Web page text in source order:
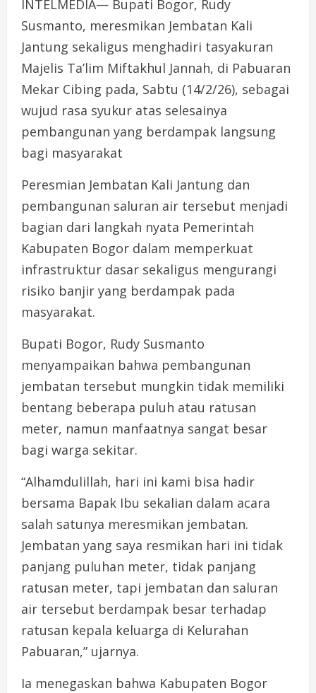
INTELMEDIA— Bupati Bogor, Rudy
Susmanto, meresmikan Jembatan Kali
Jantung sekaligus menghadiri tasyakuran
Majelis Ta’lim Miftakhul Jannah, di Pabuaran
Mekar Cibing pada, Sabtu (14/2/26), sebagai
wujud rasa syukur atas selesainya
pembangunan yang berdampak langsung
bagi masyarakat
Peresmian Jembatan Kali Jantung dan
pembangunan saluran air tersebut menjadi
bagian dari langkah nyata Pemerintah
Kabupaten Bogor dalam memperkuat
infrastruktur dasar sekaligus mengurangi
risiko banjir yang berdampak pada
masyarakat.
Bupati Bogor, Rudy Susmanto
menyampaikan bahwa pembangunan
jembatan tersebut mungkin tidak memiliki
bentang beberapa puluh atau ratusan
meter, namun manfaatnya sangat besar
bagi warga sekitar.
“Alhamdulillah, hari ini kami bisa hadir
bersama Bapak Ibu sekalian dalam acara
salah satunya meresmikan jembatan.
Jembatan yang saya resmikan hari ini tidak
panjang puluhan meter, tidak panjang
ratusan meter, tapi jembatan dan saluran
air tersebut berdampak besar terhadap
ratusan kepala keluarga di Kelurahan
Pabuaran,” ujarnya.
Ia menegaskan bahwa Kabupaten Bogor